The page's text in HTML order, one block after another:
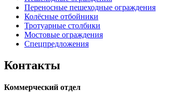
Переносные пешеходные ограждения
Колёсные отбойники
Тротуарные столбики
Мостовые ограждения
Спецпредложения
Контакты
Коммерческий отдел